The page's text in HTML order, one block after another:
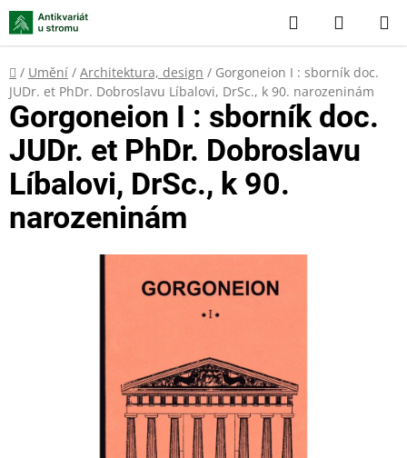
Přejít
na
obsah
Hledat
KOŠÍK
Domů
/ Umění / Architektura, design / Gorgoneion I : sborník doc.
JUDr. et PhDr. Dobroslavu Líbalovi, DrSc., k 90. narozeninám
Gorgoneion I : sborník doc.
JUDr. et PhDr. Dobroslavu
Líbalovi, DrSc., k 90.
narozeninám